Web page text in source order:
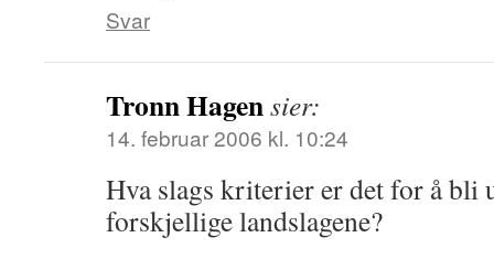
Svar
Tronn Hagensier:
14. februar 2006 kl. 10:24
Hva slags kriterier er det for å bli
forskjellige landslagene?